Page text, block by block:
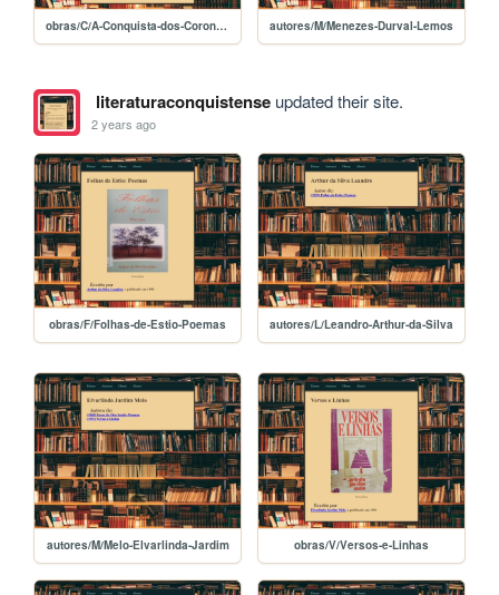
obras/C/A-Conquista-dos-Coroneis autores/M/Menezes-Durval-Lemos
literaturaconquistenseupdated their site.
2 years ago
obras/F/Folhas-de-Estio-Poemas autores/L/Leandro-Arthur-da-Silva
autores/M/Melo-Elvarlinda-Jardim obras/V/Versos-e-Linhas